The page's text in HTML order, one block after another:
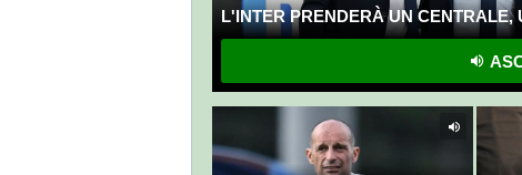
L'INTER PRENDERÀ UN CENTRALE,